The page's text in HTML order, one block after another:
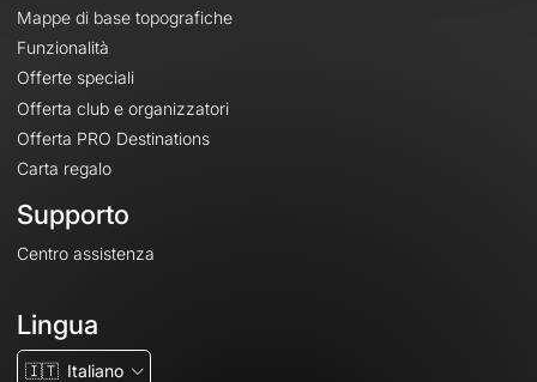
Mappe di base topografiche
Funzionalità
Offerte speciali
Offerta club e organizzatori
Offerta PRO Destinations
Carta regalo
Supporto
Centro assistenza
Lingua
🇮🇹 Italiano